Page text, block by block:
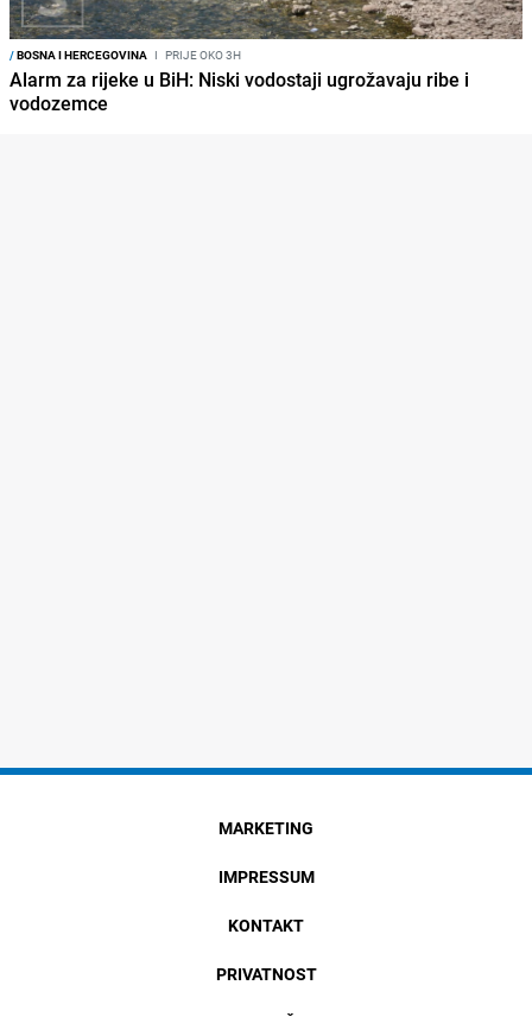
/BOSNA I HERCEGOVINA I PRIJE OKO 3H
Alarm za rijeke u BiH: Niski vodostaji ugrožavaju ribe i
vodozemce
MARKETING
IMPRESSUM
KONTAKT
PRIVATNOST